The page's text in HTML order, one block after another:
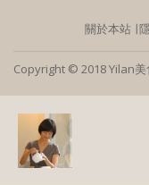
關於本站 ∣
Copyright © 2018 Yilan